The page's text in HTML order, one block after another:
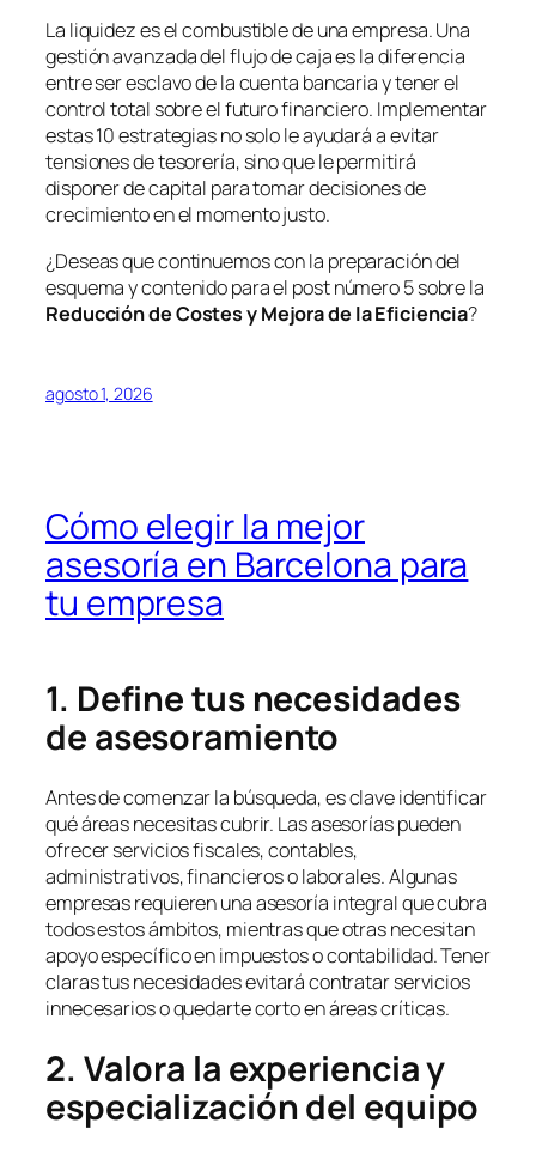
La liquidez es el combustible de una empresa. Una
gestión avanzada del flujo de caja es la diferencia
entre ser esclavo de la cuenta bancaria y tener el
control total sobre el futuro financiero. Implementar
estas 10 estrategias no solo le ayudará a evitar
tensiones de tesorería, sino que le permitirá
disponer de capital para tomar decisiones de
crecimiento en el momento justo.
¿Deseas que continuemos con la preparación del
esquema y contenido para el post número 5 sobre la
Reducción de Costes y Mejora de la Eficiencia?
agosto 1, 2026
Cómo elegir la mejor
asesoría en Barcelona para
tu empresa
1. Define tus necesidades
de asesoramiento
Antes de comenzar la búsqueda, es clave identificar
qué áreas necesitas cubrir. Las asesorías pueden
ofrecer servicios fiscales, contables,
administrativos, financieros o laborales. Algunas
empresas requieren una asesoría integral que cubra
todos estos ámbitos, mientras que otras necesitan
apoyo específico en impuestos o contabilidad. Tener
claras tus necesidades evitará contratar servicios
innecesarios o quedarte corto en áreas críticas.
2. Valora la experiencia y
especialización del equipo